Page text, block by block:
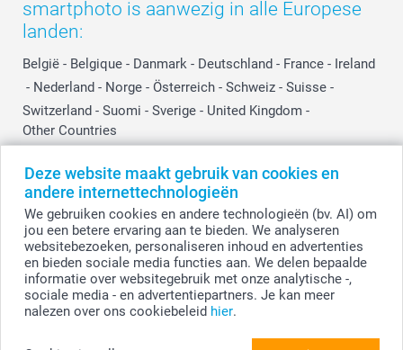
Deze website maakt gebruik van cookies en
andere internettechnologieën
We gebruiken cookies en andere technologieën (bv. AI) om
jou een betere ervaring aan te bieden. We analyseren
websitebezoeken, personaliseren inhoud en advertenties
en bieden sociale media functies aan. We delen bepaalde
informatie over websitegebruik met onze analytische -,
sociale media - en advertentiepartners. Je kan meer
nalezen over ons cookiebeleid hier.
smartphoto is aanwezig in alle Europese
landen:
België - Belgique - Danmark - Deutschland - France - Ireland
- Nederland - Norge - Österreich - Schweiz - Suisse -
Switzerland - Suomi - Sverige - United Kingdom -
Other Countries
© smartphoto group. Alle rechten voorbehouden
smartphoto group NV.
Kwatrechtsteenweg 160, 9230 Wetteren, België
BTW-nummer BE 0405.706.755
Ondernemingsnummer 0405.706.755.
Alle prijzen zijn in EURO (€) inclusief BTW en exclusief verzendkosten.